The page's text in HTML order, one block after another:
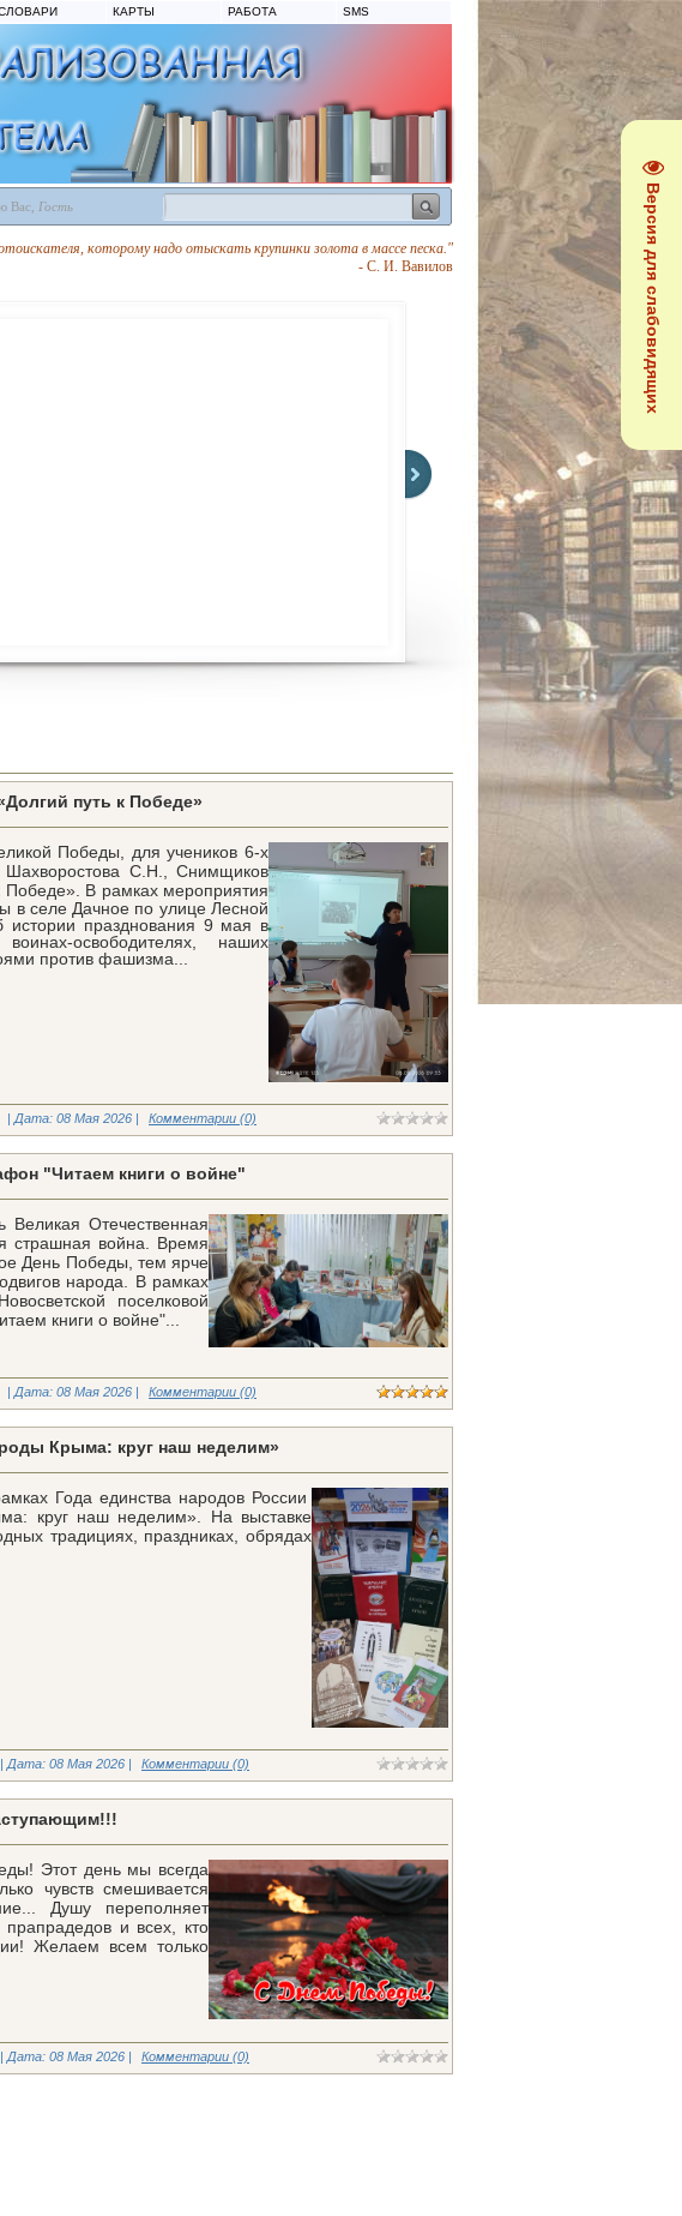
Версия для слабовидящих
КАРТЫ РАБОТА SMS
Вас Гость
которому надо отыскать крупинки золота в массе песка."
- С. И. Вавилов
путь к Победе»
Победы, для учеников 6-х
Шахворостова С.Н., Снимщиков
Победе». В рамках мероприятия
в селе Дачное по улице Лесной
истории празднования 9 мая в
освободителях, наших
против фашизма...
| Дата: 08 Мая 2026 | Комментарии (0)
"Читаем книги о войне"
Отечественная
страшная война. Время
День Победы, тем ярче
народа. В рамках
поселковой
книги о войне"...
| Дата: 08 Мая 2026 | Комментарии (0)
Крыма: круг наш неделим»
Года единства народов России
круг наш неделим». На выставке
традициях, праздниках, обрядах
| Дата: 08 Мая 2026 | Комментарии (0)
Этот день мы всегда
чувств смешивается
Душу переполняет
и всех, кто
Желаем всем только
| Дата: 08 Мая 2026 | Комментарии (0)